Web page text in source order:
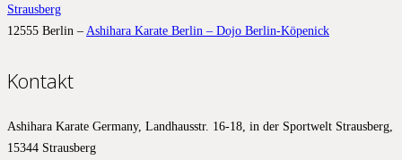
Strausberg
12555 Berlin – Ashihara Karate Berlin – Dojo Berlin-Köpenick
Kontakt
Ashihara Karate Germany, Landhausstr. 16-18, in der Sportwelt Strausberg,
15344 Strausberg